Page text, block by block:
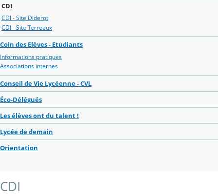
CDI
CDI - Site Diderot
CDI - Site Terreaux
Coin des Elèves - Etudiants
Informations pratiques
Associations internes
Conseil de Vie Lycéenne - CVL
Éco-Délégués
Les élèves ont du talent !
Lycée de demain
Orientation
CDI